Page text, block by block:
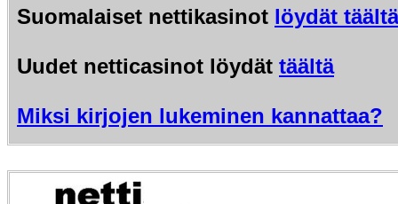
Suomalaiset nettikasinot löydät täältä
Uudet netticasinot löydät täältä
Miksi kirjojen lukeminen kannattaa?